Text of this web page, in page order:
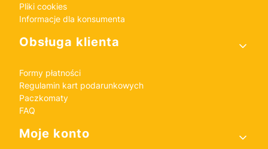
Pliki cookies
Informacje dla konsumenta
Obsługa klienta
Formy płatności
Regulamin kart podarunkowych
Paczkomaty
FAQ
Moje konto